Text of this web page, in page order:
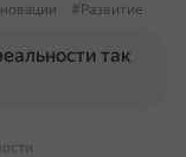
#Развитие
так